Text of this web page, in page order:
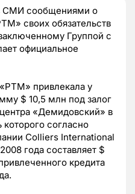
СМИ сообщениями о
своих обязательств
Группой с
официальное
привлекала у
$ 10,5 млн под залог
«Демидовский» в
согласно
Colliers International
года составляет $
кредита